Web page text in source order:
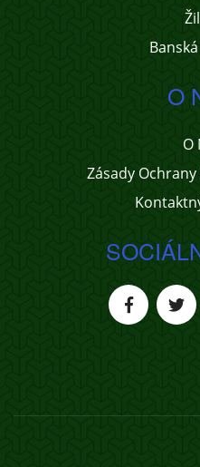
O
O
Zásady